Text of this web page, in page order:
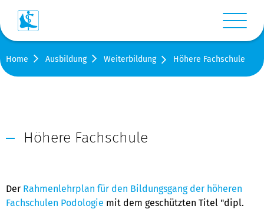
Menü
Medien
Suche
Home Ausbildung Weiterbildung Höhere Fachschule
Höhere Fachschule
Der Rahmenlehrplan für den Bildungsgang der höheren
Fachschulen Podologie mit dem geschützten Titel "dipl.